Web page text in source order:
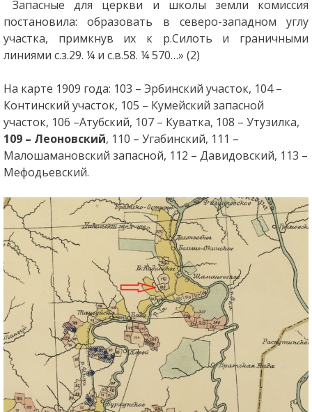
Запасные для церкви и школы земли комиссия
постановила: образовать в северо-западном углу
участка, примкнув их к р.Силоть и граничными
линиями с.з.29. ¼ и с.в.58. ¼ 570…» (2)
На карте 1909 года: 103 – Эрбинский участок, 104 –
Континский участок, 105 – Кумейский запасной
участок, 106 –Атубский, 107 – Куватка, 108 – Утузилка,
109 – Леоновский, 110 – Угабинский, 111 –
Малошамановский запасной, 112 – Давидовский, 113 –
Мефодьевский.